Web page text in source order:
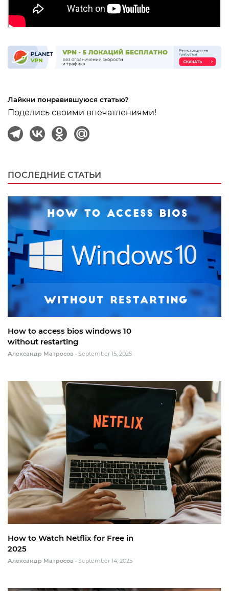
Лайкни понравившуюся статью?
Поделись своими впечатлениями!
ПОСЛЕДНИЕ СТАТЬИ
How to access bios windows 10
without restarting
Александр Матросов • September 15, 2025
How to Watch Netflix for Free in
2025
Александр Матросов • September 14, 2025